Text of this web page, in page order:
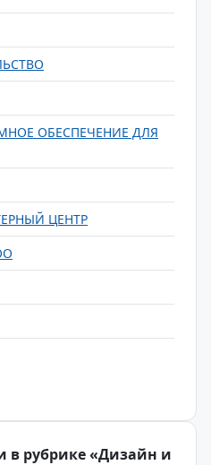
ОБЕСПЕЧЕНИЕ ДЛЯ
ЦЕНТР
в рубрике «Дизайн и